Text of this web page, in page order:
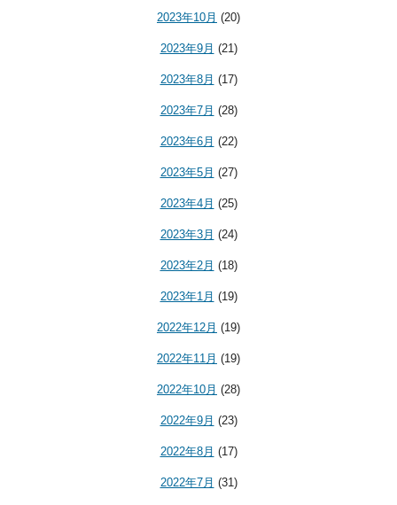
2023年10月 (20)
2023年9月 (21)
2023年8月 (17)
2023年7月 (28)
2023年6月 (22)
2023年5月 (27)
2023年4月 (25)
2023年3月 (24)
2023年2月 (18)
2023年1月 (19)
2022年12月 (19)
2022年11月 (19)
2022年10月 (28)
2022年9月 (23)
2022年8月 (17)
2022年7月 (31)